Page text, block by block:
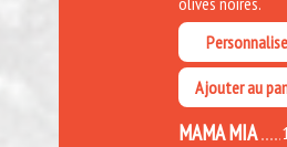
Ajouter au
MAMA MIA